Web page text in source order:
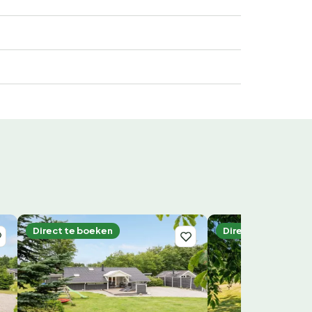
Direct te boeken Direct te boeken